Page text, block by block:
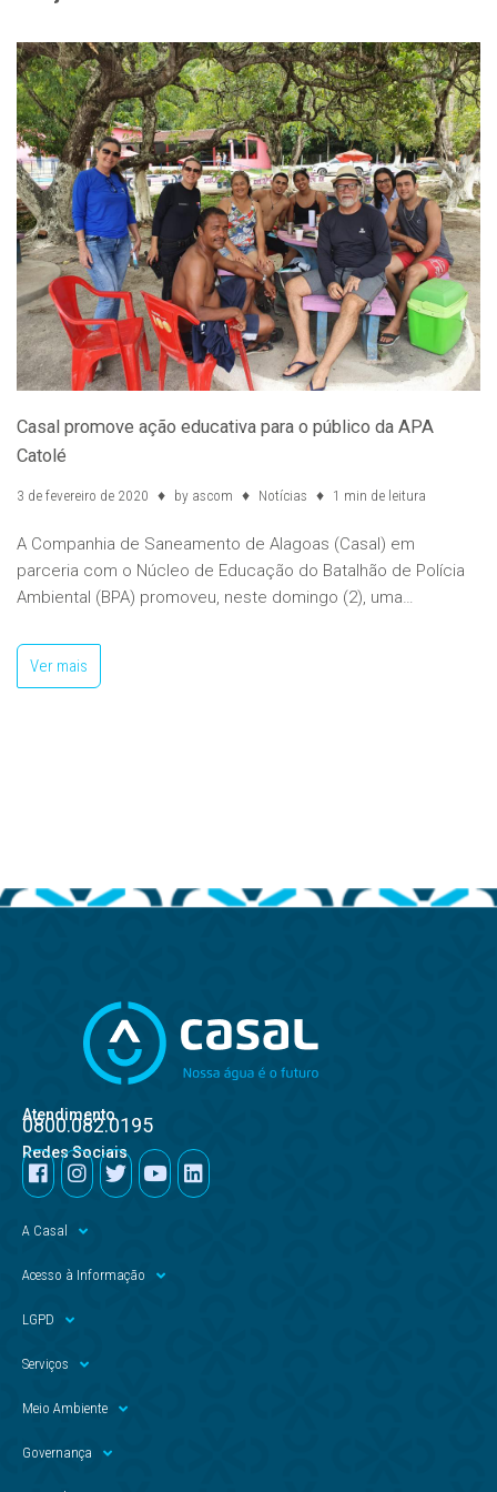
Casal promove ação educativa para o público da APA
Catolé
3 de fevereiro de 2020 by ascom Notícias 1 min de leitura
A Companhia de Saneamento de Alagoas (Casal) em
parceria com o Núcleo de Educação do Batalhão de Polícia
Ambiental (BPA) promoveu, neste domingo (2), uma…
Ver mais
Atendimento
0800.082.0195
Redes Sociais
A Casal
Acesso à Informação
LGPD
Serviços
Meio Ambiente
Governança